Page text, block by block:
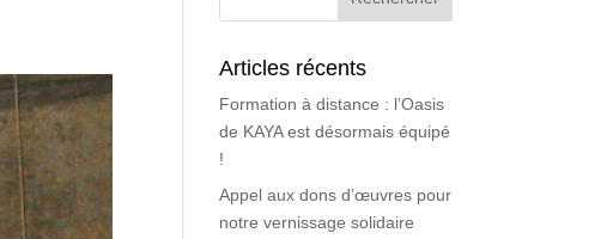
Articles récents
Formation à distance : l’Oasis
de KAYA est désormais équipé
!
Appel aux dons d’œuvres pour
notre vernissage solidaire